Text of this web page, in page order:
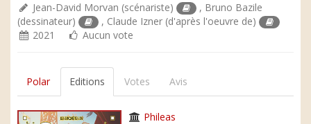
Jean-David Morvan (scénariste) , Bruno Bazile
(dessinateur)
, Claude Izner (d'après l'oeuvre de)
2021
Aucun vote
Polar Editions Votes Avis
Phileas